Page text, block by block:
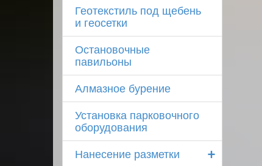
Геотекстиль под щебень
и геосетки
Остановочные
павильоны
Алмазное бурение
Установка парковочного
оборудования
+
Нанесение разметки